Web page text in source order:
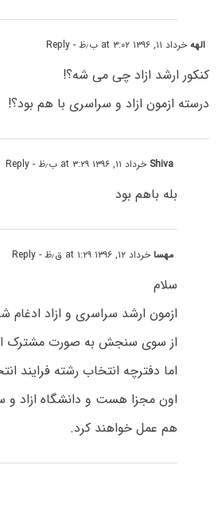
الههخرداد ۱۱, ۱۳۹۶ at ۳:۰۲ ب٫ظ - Reply
کنکور ارشد ازاد چى مى شه؟!
درسته ازمون ازاد و سراسرى با هم بود؟!
Shiva خرداد ۱۱, ۱۳۹۶ at ۳:۲۹ ب٫ظ - Reply
بله باهم بود
مهساخرداد ۱۲, ۱۳۹۶ at ۱:۲۹ ق٫ظ - Reply
سلام
ازمون ارشد سراسری و ازاد ادغام
از سوی سنجش به صورت مشترک
اما دفترچه انتخاب رشته فرایند
اون مجزا هست و دانشگاه ازاد و
هم عمل خواهند کرد.